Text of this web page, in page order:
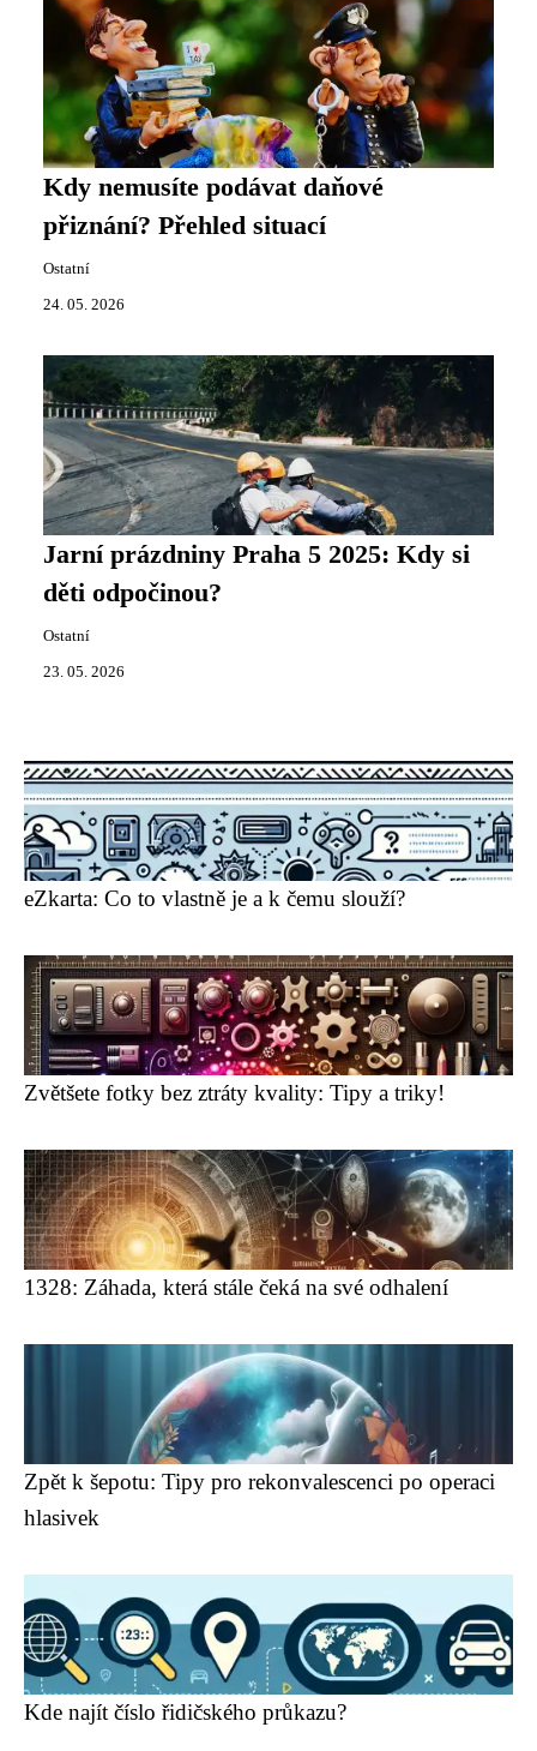
Kdy nemusíte podávat daňové
přiznání? Přehled situací
Ostatní
24. 05. 2026
Jarní prázdniny Praha 5 2025: Kdy si
děti odpočinou?
Ostatní
23. 05. 2026
eZkarta: Co to vlastně je a k čemu slouží?
Zvětšete fotky bez ztráty kvality: Tipy a triky!
1328: Záhada, která stále čeká na své odhalení
Zpět k šepotu: Tipy pro rekonvalescenci po operaci
hlasivek
Kde najít číslo řidičského průkazu?